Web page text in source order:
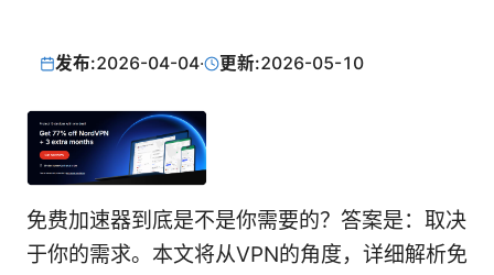
发布:2026-04-04· 更新:2026-05-10
免费加速器到底是不是你需要的？答案是：取决
于你的需求。本文将从VPN的角度，详细解析免